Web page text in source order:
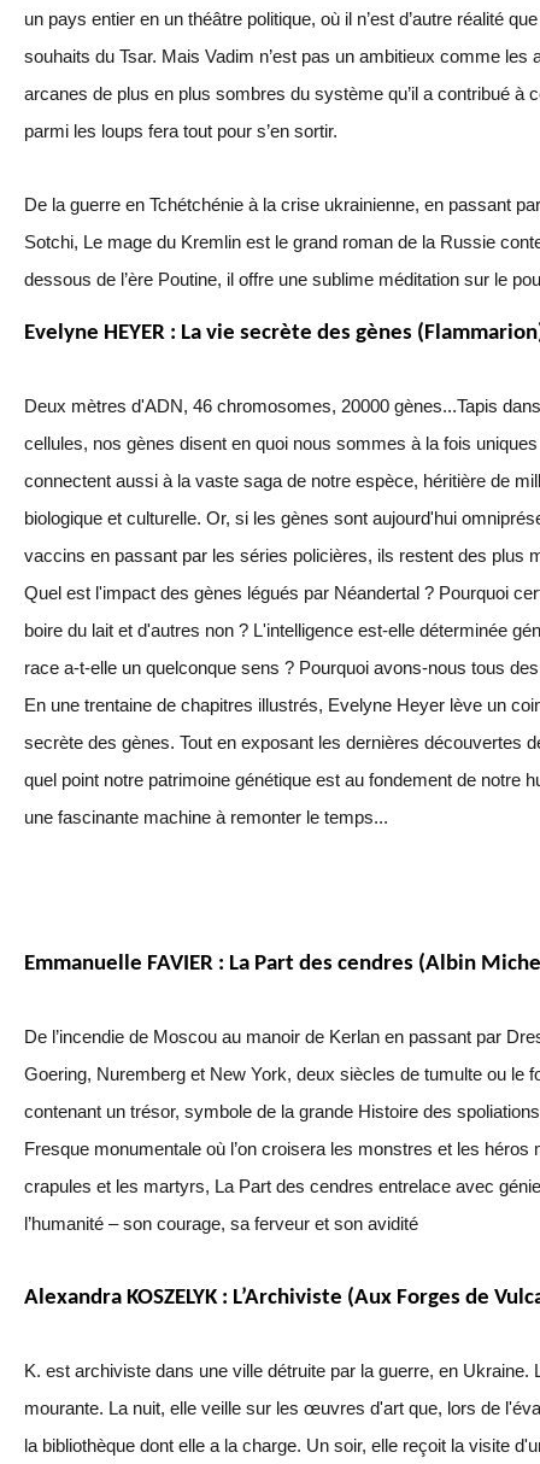
un pays entier en un théâtre politique, où il n’est d’autre réalité
souhaits du Tsar. Mais Vadim n’est pas un ambitieux comme les
arcanes de plus en plus sombres du système qu’il a contribué à
parmi les loups fera tout pour s’en sortir.
De la guerre en Tchétchénie à la crise ukrainienne, en passant
Sotchi, Le mage du Kremlin est le grand roman de la Russie
dessous de l’ère Poutine, il offre une sublime méditation sur le
Evelyne HEYER : La vie secrète des gènes
Deux mètres d'ADN, 46 chromosomes, 20000 gènes...Tapis
cellules, nos gènes disent en quoi nous sommes à la fois
connectent aussi à la vaste saga de notre espèce, héritière de
biologique et culturelle. Or, si les gènes sont aujourd'hui
vaccins en passant par les séries policières, ils restent des plus
Quel est l'impact des gènes légués par Néandertal ? Pourquoi
boire du lait et d'autres non ? L'intelligence est-elle déterminée
race a-t-elle un quelconque sens ? Pourquoi avons-nous tous
En une trentaine de chapitres illustrés, Evelyne Heyer lève un
secrète des gènes. Tout en exposant les dernières découvertes
quel point notre patrimoine génétique est au fondement de notre
une fascinante machine à remonter le temps...
Emmanuelle FAVIER : La Part des cendres (Albin
De l’incendie de Moscou au manoir de Kerlan en passant par
Goering, Nuremberg et New York, deux siècles de tumulte ou le
contenant un trésor, symbole de la grande Histoire des
Fresque monumentale où l’on croisera les monstres et les héros
crapules et les martyrs, La Part des cendres entrelace avec
l’humanité – son courage, sa ferveur et son avidité
Alexandra KOSZELYK : L’Archiviste (Aux Forges de
K. est archiviste dans une ville détruite par la guerre, en Ukraine.
mourante. La nuit, elle veille sur les œuvres d'art que, lors de
la bibliothèque dont elle a la charge. Un soir, elle reçoit la visite